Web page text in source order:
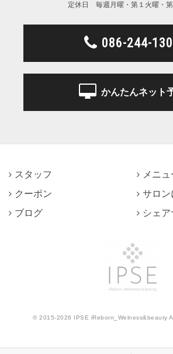
定休日 毎週月曜・第１火曜・
086-244-
かんたんネット
スタッフ
メニュ
クーポン
サロン
ブログ
シェ
© 2015-2026 IPSE iReborn_Welness&beauty